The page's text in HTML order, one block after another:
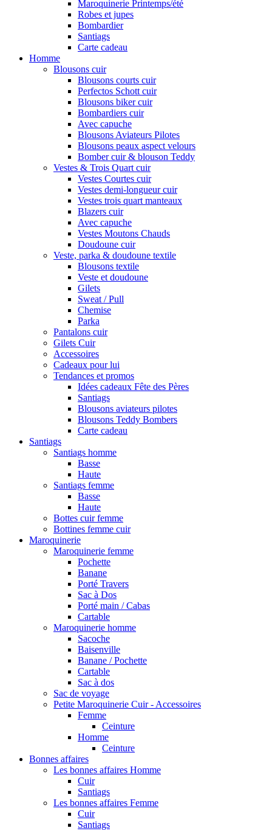
Maroquinerie Printemps/été
Robes et jupes
Bombardier
Santiags
Carte cadeau
Homme
Blousons cuir
Blousons courts cuir
Perfectos Schott cuir
Blousons biker cuir
Bombardiers cuir
Avec capuche
Blousons Aviateurs Pilotes
Blousons peaux aspect velours
Bomber cuir & blouson Teddy
Vestes & Trois Quart cuir
Vestes Courtes cuir
Vestes demi-longueur cuir
Vestes trois quart manteaux
Blazers cuir
Avec capuche
Vestes Moutons Chauds
Doudoune cuir
Veste, parka & doudoune textile
Blousons textile
Veste et doudoune
Gilets
Sweat / Pull
Chemise
Parka
Pantalons cuir
Gilets Cuir
Accessoires
Cadeaux pour lui
Tendances et promos
Idées cadeaux Fête des Pères
Santiags
Blousons aviateurs pilotes
Blousons Teddy Bombers
Carte cadeau
Santiags
Santiags homme
Basse
Haute
Santiags femme
Basse
Haute
Bottes cuir femme
Bottines femme cuir
Maroquinerie
Maroquinerie femme
Pochette
Banane
Porté Travers
Sac à Dos
Porté main / Cabas
Cartable
Maroquinerie homme
Sacoche
Baisenville
Banane / Pochette
Cartable
Sac à dos
Sac de voyage
Petite Maroquinerie Cuir - Accessoires
Femme
Ceinture
Homme
Ceinture
Bonnes affaires
Les bonnes affaires Homme
Cuir
Santiags
Les bonnes affaires Femme
Cuir
Santiags